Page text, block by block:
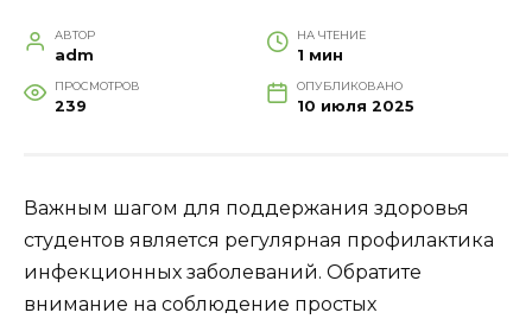
АВТОР
adm
НА ЧТЕНИЕ
1 мин
ПРОСМОТРОВ
239
ОПУБЛИКОВАНО
10 июля 2025
Важным шагом для поддержания здоровья
студентов является регулярная профилактика
инфекционных заболеваний. Обратите
внимание на соблюдение простых